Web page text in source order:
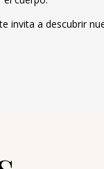
a descubrir